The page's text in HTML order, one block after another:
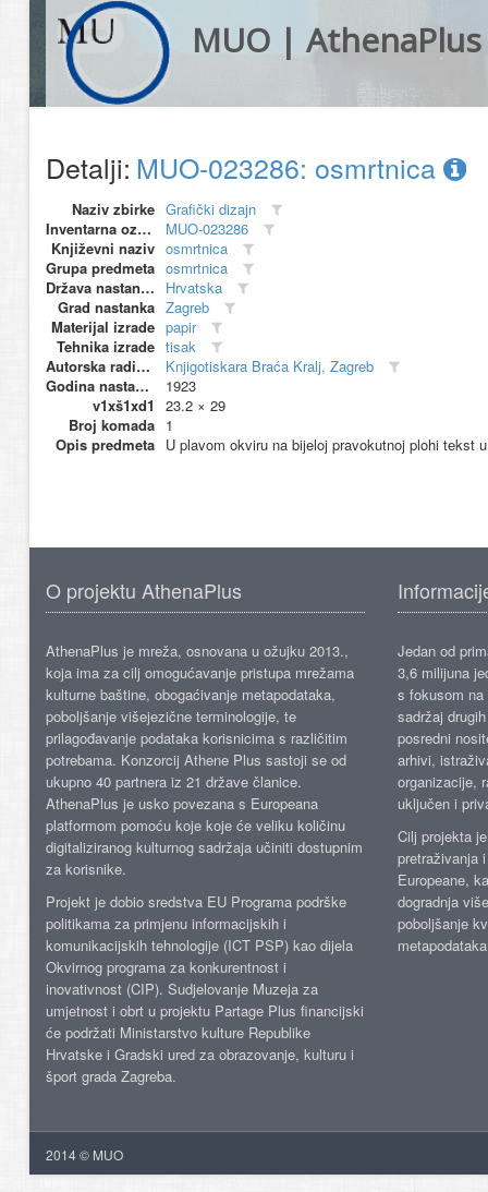
MUO | AthenaPlus
Detalji: MUO-023286: osmrtnica
Naziv zbirke Grafički dizajn
Inventarna oznaka
MUO-023286
Književni naziv osmrtnica
Grupa predmeta osmrtnica
Država nastanka
Hrvatska
Grad nastanka Zagreb
Materijal izrade papir
Tehnika izrade tisak
Autorska radionica (proizvođač)
Knjigotiskara Braća Kralj, Zagreb
Godina nastanka
1923
v1xš1xd1
23.2 × 29
Broj komada 1
Opis predmeta U plavom okviru na bijeloj pravokutnoj plohi tekst
O projektu AthenaPlus
AthenaPlus je mreža, osnovana u ožujku 2013.,
koja ima za cilj omogućavanje pristupa mrežama
kulturne baštine, obogaćivanje metapodataka,
poboljšanje višejezične terminologije, te
prilagođavanje podataka korisnicima s različitim
potrebama. Konzorcij Athene Plus sastoji se od
ukupno 40 partnera iz 21 države članice.
AthenaPlus je usko povezana s Europeana
platformom pomoću koje koje će veliku količinu
digitaliziranog kulturnog sadržaja učiniti dostupnim
za korisnike.
Projekt je dobio sredstva EU Programa podrške
politikama za primjenu informacijskih i
komunikacijskih tehnologije (ICT PSP) kao dijela
Okvirnog programa za konkurentnost i
inovativnost (CIP). Sudjelovanje Muzeja za
umjetnost i obrt u projektu Partage Plus financijski
će podržati Ministarstvo kulture Republike
Hrvatske i Gradski ured za obrazovanje, kulturu i
šport grada Zagreba.
Jedan od
3,6 milijuna
s fokusom
sadržaj
posredni
arhivi,
organizacije,
uključen i
Cilj projekta
pretraživanja
Europeane,
dogradnja
poboljšanje
2014 © MUO